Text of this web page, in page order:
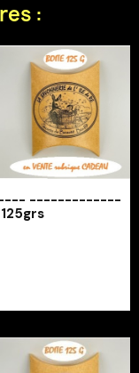
:
---- -------------